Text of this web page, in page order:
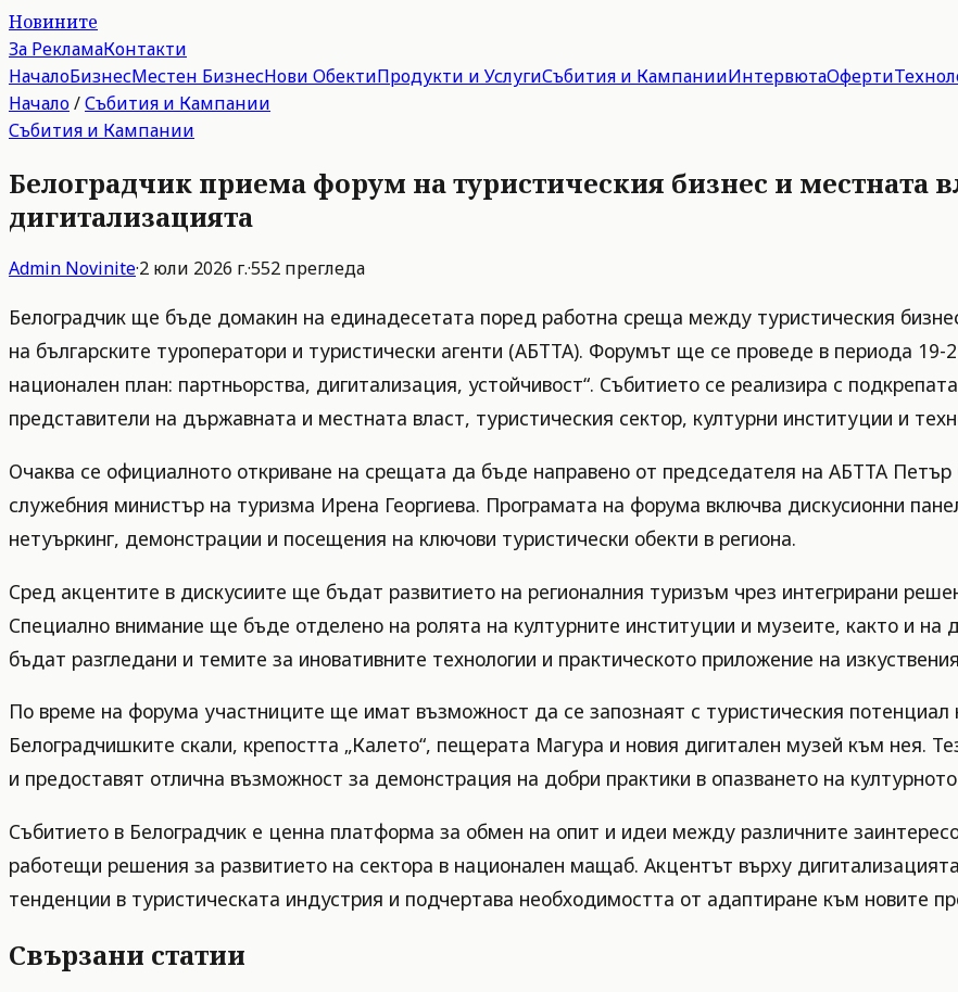
Новините
За РекламаКонтакти
НачалоБизнесМестен БизнесНови ОбектиПродукти и УслугиСъбития и КампанииИнтервютаОферти
Начало/Събития и Кампании
Събития и Кампании
Белоградчик приема форум на туристическия бизнес и местната
дигитализацията
Admin Novinite·2 юли 2026 г.·552 прегледа
Белоградчик ще бъде домакин на единадесетата поред работна среща между туристическия
на българските туроператори и туристически агенти (АБТТА). Форумът ще се проведе в периода
национален план: партньорства, дигитализация, устойчивост“. Събитието се реализира с
представители на държавната и местната власт, туристическия сектор, културни институции и
Очаква се официалното откриване на срещата да бъде направено от председателя на АБТТА
служебния министър на туризма Ирена Георгиева. Програмата на форума включва дискусионни
нетуъркинг, демонстрации и посещения на ключови туристически обекти в региона.
Сред акцентите в дискусиите ще бъдат развитието на регионалния туризъм чрез интегрирани
Специално внимание ще бъде отделено на ролята на културните институции и музеите, както и
бъдат разгледани и темите за иновативните технологии и практическото приложение на
По време на форума участниците ще имат възможност да се запознаят с туристическия
Белоградчишките скали, крепостта „Калето“, пещерата Магура и новия дигитален музей към нея.
и предоставят отлична възможност за демонстрация на добри практики в опазването на
Събитието в Белоградчик е ценна платформа за обмен на опит и идеи между различните
работещи решения за развитието на сектора в национален мащаб. Акцентът върху
тенденции в туристическата индустрия и подчертава необходимостта от адаптиране към новите
Свързани статии